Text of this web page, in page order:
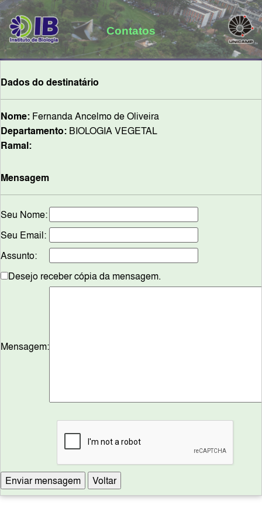
Contatos
Dados do destinatário
Nome: Fernanda Ancelmo de Oliveira
Departamento: BIOLOGIA VEGETAL
Ramal:
Mensagem
Seu Nome:
Seu Email:
Assunto:
Desejo receber cópia da mensagem.
Mensagem: